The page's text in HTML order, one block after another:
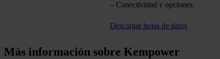
– Conectividad y opciones.
Descargar hojas de datos
Más información sobre Kempower